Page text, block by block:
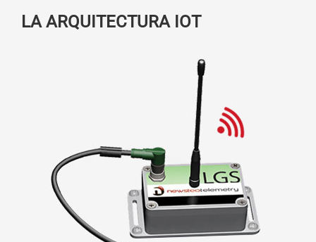
LA ARQUITECTURA IOT